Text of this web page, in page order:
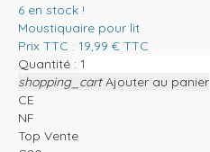
6 en stock !
Moustiquaire pour lit
Prix TTC : 19,99 € TTC
Quantité :
shopping_cart Ajouter au panier
CE
NF
Top Vente